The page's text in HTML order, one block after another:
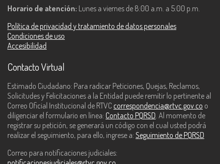
Horario de atención: Lunes a viernes de 8:00 a.m. a 5:00 p.m.
Política de privacidad y tratamiento de datos personales
Condiciones de uso
Accesibilidad
Contacto Virtual
Estimado Ciudadano: Para radicar Peticiones, Quejas, Reclamos,
Solicitudes y Felicitaciones a la Entidad puede remitir lo pertinente al
Correo Oficial Institucional de RTVC correspondencia@rtvc.gov.co o
diligenciar el formulario en línea: Contacto PQRSD. Al momento de
registrar su petición, se generará un código con el cual usted podrá
realizar el seguimiento, para ello, ingrese a: Seguimiento de PQRSD
Correo para notificaciones judiciales: